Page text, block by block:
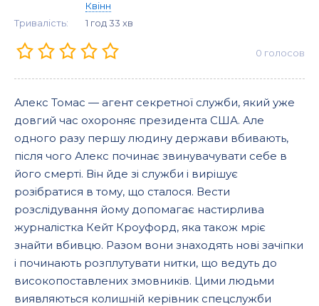
Квінн
Тривалість:
1 год 33 хв
0 голосов
Алекс Томас — агент секретної служби, який уже
довгий час охороняє президента США. Але
одного разу першу людину держави вбивають,
після чого Алекс починає звинувачувати себе в
його смерті. Він йде зі служби і вирішує
розібратися в тому, що сталося. Вести
розслідування йому допомагає настирлива
журналістка Кейт Кроуфорд, яка також мріє
знайти вбивцю. Разом вони знаходять нові зачіпки
і починають розплутувати нитки, що ведуть до
високопоставлених змовників. Цими людьми
виявляються колишній керівник спецслужби